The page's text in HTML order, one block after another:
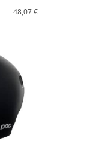
48,07 €